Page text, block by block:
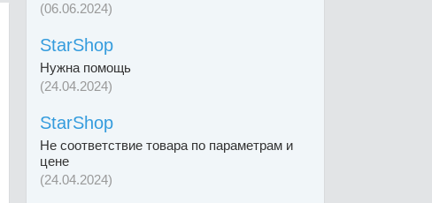
(06.06.2024)
StarShop
Нужна помощь
(24.04.2024)
StarShop
Не соответствие товара по параметрам и
цене
(24.04.2024)